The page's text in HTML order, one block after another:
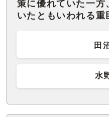
策に優れていた一
いたともいわれる重
田
水